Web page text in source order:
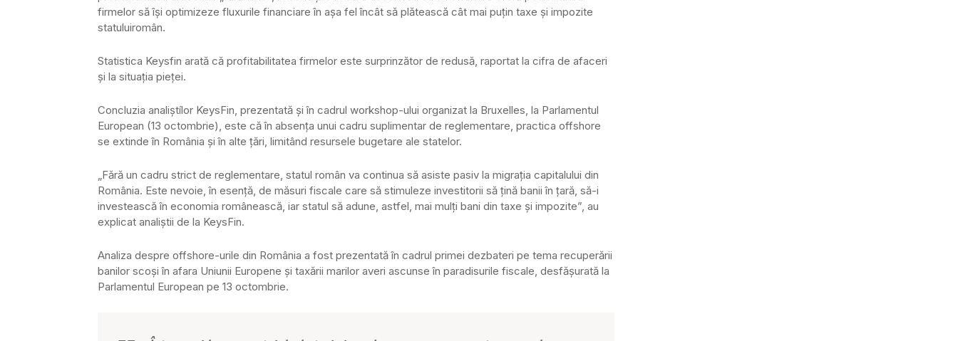
firmelor să îşi optimizeze fluxurile financiare în aşa fel încât să plătească cât mai puţin taxe şi impozite
statuluiromân.
Statistica Keysfin arată că profitabilitatea firmelor este surprinzător de redusă, raportat la cifra de afaceri
şi la situaţia pieţei.
Concluzia analiştílor KeysFin, prezentată şi în cadrul workshop-ului organizat la Bruxelles, la Parlamentul
European (13 octombrie), este că în absenţa unui cadru suplimentar de reglementare, practica offshore
se extinde în România şi în alte ţări, limitând resursele bugetare ale statelor.
„Fără un cadru strict de reglementare, statul român va continua să asiste pasiv la migraţia capitalului din
România. Este nevoie, în esenţă, de măsuri fiscale care să stimuleze investitorii să ţină banii în ţară, să-i
investească în economia românească, iar statul să adune, astfel, mai mulţi bani din taxe şi impozite”, au
explicat analiştii de la KeysFin.
Analiza despre offshore-urile din România a fost prezentată în cadrul primei dezbateri pe tema recuperării
banilor scoşi în afara Uniunii Europene şi taxării marilor averi ascunse în paradisurile fiscale, desfăşurată la
Parlamentul European pe 13 octombrie.